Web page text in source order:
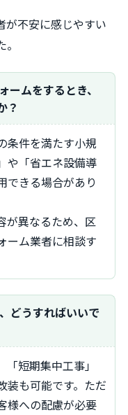
が不安に感じやすい
ームをするとき、
？
や「省エネ設備導
できる場合があり
が異なるため、区
ーム業者に相談す
どうすればいいで
装も可能です。ただ
様への配慮が必要